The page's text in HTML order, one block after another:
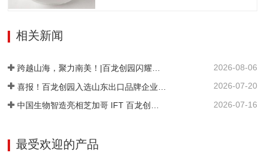
能力很强。热稳定比蔗糖略差，不被大多
数细菌和酵母所发酵。遮蔽异味，平衡口
感和风味。在高温下长时间加热比蔗糖稍
易容易着色。 法规许可中国：食品添加剂
相关新闻
跨越山海，聚力南美！|百龙创园闪耀巴西 FiSA 南美食品配料展，深耕健康配料市场 2026-08-06
2026-07-20
2026-07-16
最受欢迎的产品